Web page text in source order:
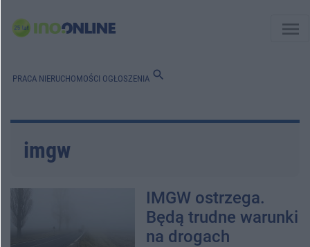
menu
PRACA NIERUCHOMOŚCI OGŁOSZENIA search
imgw
IMGW ostrzega.
Będą trudne warunki
na drogach